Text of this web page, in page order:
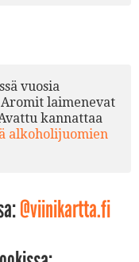
vuosia
laimenevat
kannattaa
alkoholijuomien
@viinikartta.fi